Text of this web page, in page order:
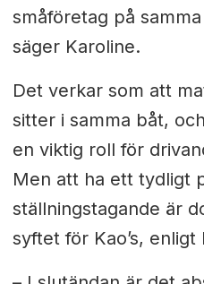
småföretag på
säger Karoline.
Det verkar som att
sitter i samma båt,
en viktig roll för
Men att ha ett tydligt
ställningstagande är
syftet för Kao’s,